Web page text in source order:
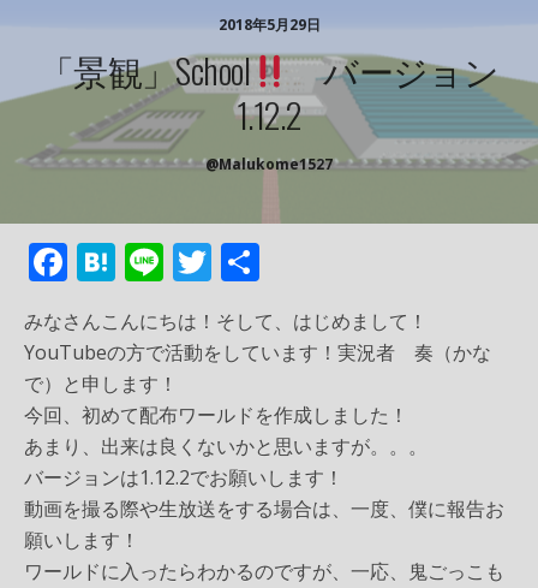
2018年5月29日
「景観」school
バージョン
1.12.2
@malukome1527
F
ac
e
b
o
o
k
H
at
e
n
a
Li
e
T
w
itt
er
みなさんこんにちは！そして、はじめまして！
YouTubeの方で活動をしています！実況者 奏（かな
で）と申します！
今回、初めて配布ワールドを作成しました！
あまり、出来は良くないかと思いますが。。。
バージョンは1.12.2でお願いします！
動画を撮る際や生放送をする場合は、一度、僕に報告お
願いします！
ワールドに入ったらわかるのですが、一応、鬼ごっこも